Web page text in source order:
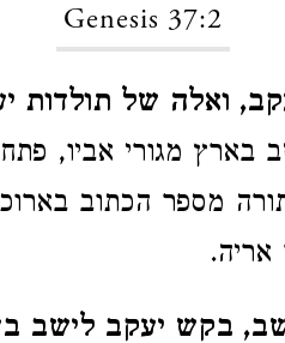
Genesis 37:2
ואלה של תולדות
בארץ מגורי אביו,
מספר הכתוב
אריה.
בקש יעקב לישב